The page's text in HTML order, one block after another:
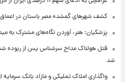
کشف شهرهای گمشده مصر باستان در اعماق
پزشکیان: هنر، آوردن نگاه‌های مشترک به
قتل هولناک مداح سرشناس پس از ربوده
شد
واگذاری املاک تملیکی و مازاد بانک